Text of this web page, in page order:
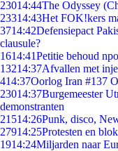
23014:44The Odyssey
23314:43Het FOK!kers
3714:42Defensiepact
clausule?
1614:41Petitie behoud
13214:37Afvallen met
414:37Oorlog Iran #137
23014:37Burgemeester
demonstranten
21514:26Punk, disco,
27914:25Protesten en
1914:24Miljarden naar